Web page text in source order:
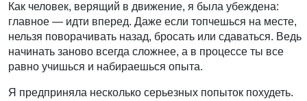
Как человек, верящий в движение, я была убеждена:
главное — идти вперед. Даже если топчешься на месте,
нельзя поворачивать назад, бросать или сдаваться. Ведь
начинать заново всегда сложнее, а в процессе ты все
равно учишься и набираешься опыта.
Я предприняла несколько серьезных попыток похудеть.